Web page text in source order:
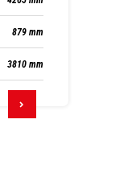
879 mm
3810 mm